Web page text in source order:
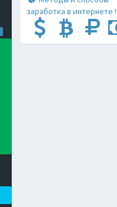
заработка в интернете !